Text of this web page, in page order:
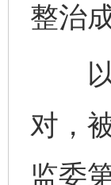
整治
以
对，
监委